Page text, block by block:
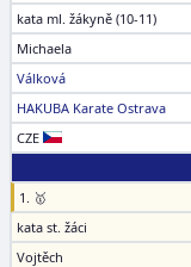
kata ml. žákyně (10-11)
Michaela
Válková
HAKUBA Karate Ostrava
CZE
1. 🥇
kata st. žáci
Vojtěch